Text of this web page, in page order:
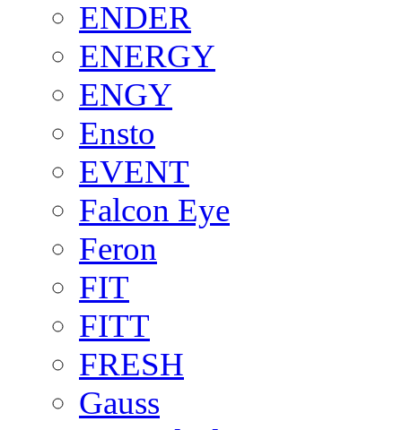
ENDER
ENERGY
ENGY
Ensto
EVENT
Falcon Eye
Feron
FIT
FITT
FRESH
Gauss